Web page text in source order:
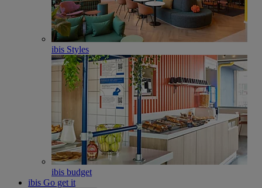
ibis Styles
ibis budget
ibis Go get it